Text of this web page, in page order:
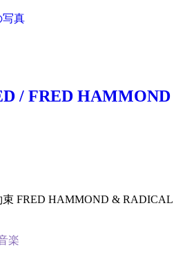
/ FRED HAMMOND
束 FRED HAMMOND & RADICAL
楽